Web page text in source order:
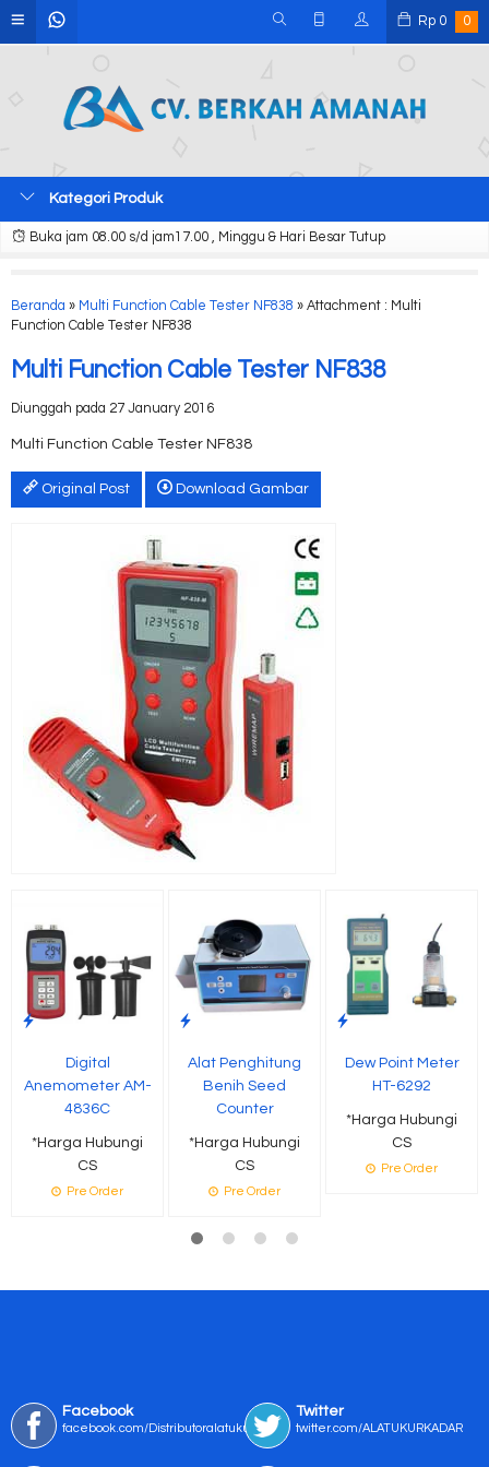
Rp 0 0
Kategori Produk
Buka jam 08.00 s/d jam17.00 , Minggu & Hari Besar Tutup
Beranda » Multi Function Cable Tester NF838 » Attachment : Multi
Function Cable Tester NF838
Multi Function Cable Tester NF838
Diunggah pada 27 January 2016
Multi Function Cable Tester NF838
Original Post Download Gambar
Digital
Anemometer AM-
4836C
*Harga Hubungi
CS
Pre Order
Alat Penghitung
Benih Seed
Counter
*Harga Hubungi
CS
Pre Order
Dew Point Meter
HT-6292
*Harga Hubungi
CS
Pre Order
Facebook
facebook.com/Distributoralatukur
Twitter
twitter.com/ALATUKURKADAR